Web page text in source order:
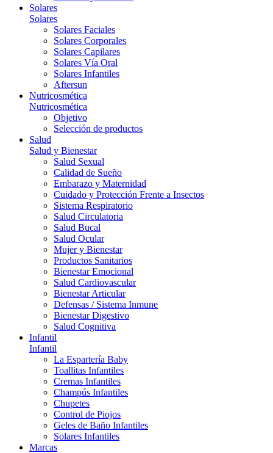
Solares
Solares
Solares Faciales
Solares Corporales
Solares Capilares
Solares Vía Oral
Solares Infantiles
Aftersun
Nutricosmética
Nutricosmética
Objetivo
Selección de productos
Salud
Salud y Bienestar
Salud Sexual
Calidad de Sueño
Embarazo y Maternidad
Cuidado y Protección Frente a Insectos
Sistema Respiratorio
Salud Circulatoria
Salud Bucal
Salud Ocular
Mujer y Bienestar
Productos Sanitarios
Bienestar Emocional
Salud Cardiovascular
Bienestar Articular
Defensas / Sistema Inmune
Bienestar Digestivo
Salud Cognitiva
Infantil
Infantil
La Espartería Baby
Toallitas Infantiles
Cremas Infantiles
Champús Infantiles
Chupetes
Control de Piojos
Geles de Baño Infantiles
Solares Infantiles
Marcas